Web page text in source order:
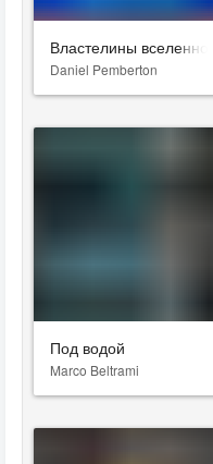
Властелины вселенной
Daniel Pemberton
Под водой
Marco Beltrami